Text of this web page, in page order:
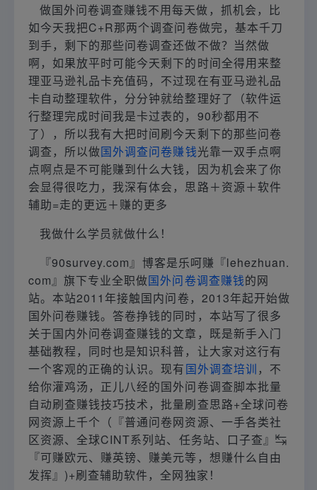
做国外问卷调查赚钱不用每天做，抓机会，比
如今天我把C+R那两个调查问卷做完，基本千刀
到手，剩下的那些问卷调查还做不做？当然做
啊，如果放平时可能今天剩下的时间全得用来整
理亚马逊礼品卡充值码，不过现在有亚马逊礼品
卡自动整理软件，分分钟就给整理好了（软件运
行整理完成时间我是卡过表的，90秒都用不
了），所以我有大把时间刷今天剩下的那些问卷
调查，所以做国外调查问卷赚钱光靠一双手点啊
点啊点是不可能赚到什么大钱，因为机会来了你
会显得很吃力，我深有体会，思路＋资源＋软件
辅助=走的更远＋赚的更多
我做什么学员就做什么！
『90survey.com』博客是乐呵赚『lehezhuan.
com』旗下专业全职做国外问卷调查赚钱的网
站。本站2011年接触国内问卷，2013年起开始做
国外问卷赚钱。答卷挣钱的同时，本站写了很多
关于国内外问卷调查赚钱的文章，既是新手入门
基础教程，同时也是知识科普，让大家对这行有
一个客观的正确的认识。现有国外调查培训 ，不
给你灌鸡汤，正儿八经的国外问卷调查脚本批量
自动刷查赚钱技巧技术，批量刷查思路+全球问卷
网资源上千个（『普通问卷网资源、一手各类社
区资源、全球CINT系列站、任务站、口子查』↹
『可赚欧元、赚英镑、赚美元等，想赚什么自由
发挥』)+刷查辅助软件，全网独家！